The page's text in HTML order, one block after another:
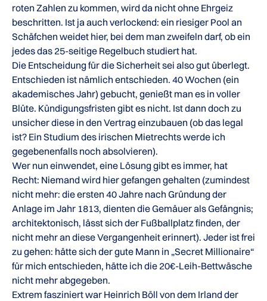
roten Zahlen zu kommen, wird da nicht ohne Ehrgeiz
beschritten. Ist ja auch verlockend: ein riesiger Pool an
Schäfchen weidet hier, bei dem man zweifeln darf, ob ein
jedes das 25-seitige Regelbuch studiert hat.
Die Entscheidung für die Sicherheit sei also gut überlegt.
Entschieden ist nämlich entschieden. 40 Wochen (ein
akademisches Jahr) gebucht, genießt man es in voller
Blüte. Kündigungsfristen gibt es nicht. Ist dann doch zu
unsicher diese in den Vertrag einzubauen (ob das legal
ist? Ein Studium des irischen Mietrechts werde ich
gegebenenfalls noch absolvieren).
Wer nun einwendet, eine Lösung gibt es immer, hat
Recht: Niemand wird hier gefangen gehalten (zumindest
nicht mehr: die ersten 40 Jahre nach Gründung der
Anlage im Jahr 1813, dienten die Gemäuer als Gefängnis;
architektonisch, lässt sich der Fußballplatz finden, der
nicht mehr an diese Vergangenheit erinnert). Jeder ist frei
zu gehen: hätte sich der gute Mann in „Secret Millionaire“
für mich entschieden, hätte ich die 20€-Leih-Bettwäsche
nicht mehr abgegeben.
Extrem fasziniert war Heinrich Böll von dem Irland der